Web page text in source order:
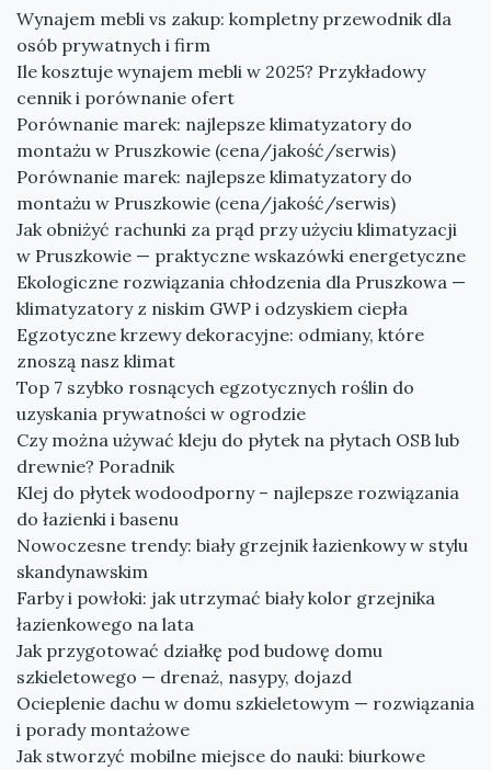
Wynajem mebli vs zakup: kompletny przewodnik dla
osób prywatnych i firm
Ile kosztuje wynajem mebli w 2025? Przykładowy
cennik i porównanie ofert
Porównanie marek: najlepsze klimatyzatory do
montażu w Pruszkowie (cena/jakość/serwis)
Porównanie marek: najlepsze klimatyzatory do
montażu w Pruszkowie (cena/jakość/serwis)
Jak obniżyć rachunki za prąd przy użyciu klimatyzacji
w Pruszkowie — praktyczne wskazówki energetyczne
Ekologiczne rozwiązania chłodzenia dla Pruszkowa —
klimatyzatory z niskim GWP i odzyskiem ciepła
Egzotyczne krzewy dekoracyjne: odmiany, które
znoszą nasz klimat
Top 7 szybko rosnących egzotycznych roślin do
uzyskania prywatności w ogrodzie
Czy można używać kleju do płytek na płytach OSB lub
drewnie? Poradnik
Klej do płytek wodoodporny – najlepsze rozwiązania
do łazienki i basenu
Nowoczesne trendy: biały grzejnik łazienkowy w stylu
skandynawskim
Farby i powłoki: jak utrzymać biały kolor grzejnika
łazienkowego na lata
Jak przygotować działkę pod budowę domu
szkieletowego — drenaż, nasypy, dojazd
Ocieplenie dachu w domu szkieletowym — rozwiązania
i porady montażowe
Jak stworzyć mobilne miejsce do nauki: biurkowe